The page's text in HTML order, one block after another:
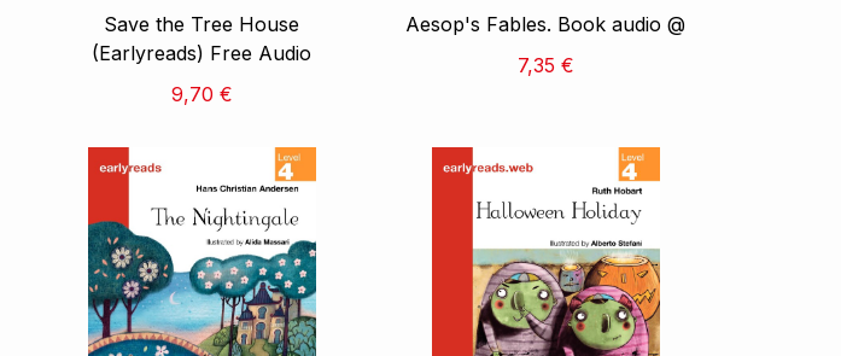
Save the Tree House
(Earlyreads) Free Audio
9,70 €
Aesop's Fables. Book audio @
7,35 €